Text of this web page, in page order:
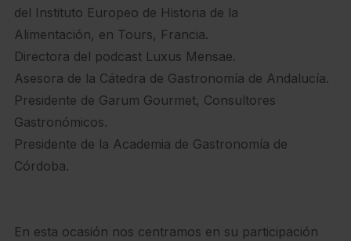
del Instituto Europeo de Historia de la
Alimentación, en Tours, Francia.
Directora del podcast Luxus Mensae.
Asesora de la Cátedra de Gastronomía de Andalucía.
Presidente de Garum Gourmet, Consultores
Gastronómicos.
Presidente de la Academia de Gastronomía de
Córdoba.
En esta ocasión nos centramos en su participación